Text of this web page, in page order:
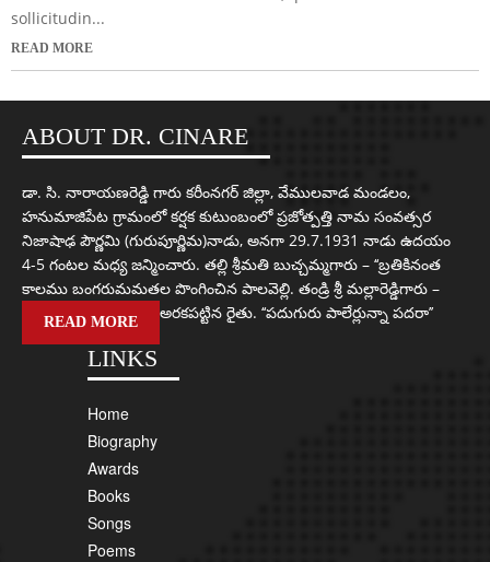
sollicitudin...
READ MORE
ABOUT DR. CINARE
డా. సి. నారాయణరెడ్డి గారు కరీంనగర్ జిల్లా, వేములవాడ మండలం,
హనుమాజిపేట గ్రామంలో కర్షక కుటుంబంలో ప్రజోత్పత్తి నామ సంవత్సర
నిజాషాఢ పౌర్ణమి (గురుపూర్ణిమ)నాడు, అనగా 29.7.1931 నాడు ఉదయం
4-5 గంటల మధ్య జన్మించారు. తల్లి శ్రీమతి బుచ్చమ్మగారు – ‘‘బ్రతికినంత
కాలము బంగరుమమతల పొంగించిన పాలవెల్లి. తండ్రి శ్రీ మల్లారెడ్డిగారు –
అరకపట్టిన రైతు. ‘‘పదుగురు పాలేర్లున్నా పదరా’’
READ MORE
LINKS
Home
Biography
Awards
Books
Songs
Poems